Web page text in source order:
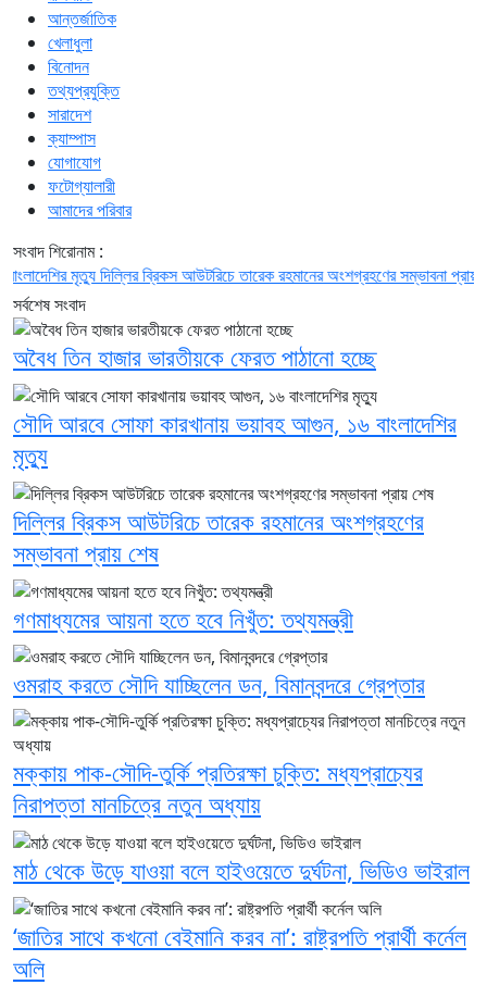
আন্তর্জাতিক
খেলাধুলা
বিনোদন
তথ্যপ্রযুক্তি
সারাদেশ
ক্যাম্পাস
যোগাযোগ
ফটোগ্যালারী
আমাদের পরিবার
সংবাদ শিরোনাম :
মৃত্যুদিল্লির ব্রিকস আউটরিচে তারেক রহমানের অংশগ্রহণের সম্ভাবনা প্রায় শেষ
সর্বশেষ সংবাদ
অবৈধ তিন হাজার ভারতীয়কে ফেরত পাঠানো হচ্ছে
সৌদি আরবে সোফা কারখানায় ভয়াবহ আগুন, ১৬ বাংলাদেশির
মৃত্যু
দিল্লির ব্রিকস আউটরিচে তারেক রহমানের অংশগ্রহণের
সম্ভাবনা প্রায় শেষ
গণমাধ্যমের আয়না হতে হবে নিখুঁত: তথ্যমন্ত্রী
ওমরাহ করতে সৌদি যাচ্ছিলেন ডন, বিমানবন্দরে গ্রেপ্তার
মক্কায় পাক-সৌদি-তুর্কি প্রতিরক্ষা চুক্তি: মধ্যপ্রাচ্যের
নিরাপত্তা মানচিত্রে নতুন অধ্যায়
মাঠ থেকে উড়ে যাওয়া বলে হাইওয়েতে দুর্ঘটনা, ভিডিও ভাইরাল
‘জাতির সাথে কখনো বেইমানি করব না’: রাষ্ট্রপতি প্রার্থী কর্নেল
অলি